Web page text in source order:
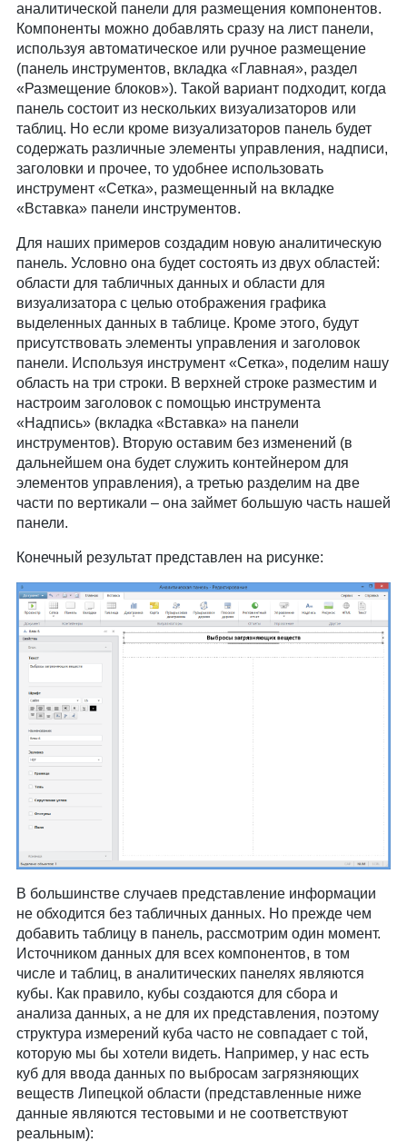
аналитической панели для размещения компонентов.
Компоненты можно добавлять сразу на лист панели,
используя автоматическое или ручное размещение
(панель инструментов, вкладка «Главная», раздел
«Размещение блоков»). Такой вариант подходит, когда
панель состоит из нескольких визуализаторов или
таблиц. Но если кроме визуализаторов панель будет
содержать различные элементы управления, надписи,
заголовки и прочее, то удобнее использовать
инструмент «Сетка», размещенный на вкладке
«Вставка» панели инструментов.
Для наших примеров создадим новую аналитическую
панель. Условно она будет состоять из двух областей:
области для табличных данных и области для
визуализатора с целью отображения графика
выделенных данных в таблице. Кроме этого, будут
присутствовать элементы управления и заголовок
панели. Используя инструмент «Сетка», поделим нашу
область на три строки. В верхней строке разместим и
настроим заголовок с помощью инструмента
«Надпись» (вкладка «Вставка» на панели
инструментов). Вторую оставим без изменений (в
дальнейшем она будет служить контейнером для
элементов управления), а третью разделим на две
части по вертикали – она займет большую часть нашей
панели.
Конечный результат представлен на рисунке:
В большинстве случаев представление информации
не обходится без табличных данных. Но прежде чем
добавить таблицу в панель, рассмотрим один момент.
Источником данных для всех компонентов, в том
числе и таблиц, в аналитических панелях являются
кубы. Как правило, кубы создаются для сбора и
анализа данных, а не для их представления, поэтому
структура измерений куба часто не совпадает с той,
которую мы бы хотели видеть. Например, у нас есть
куб для ввода данных по выбросам загрязняющих
веществ Липецкой области (представленные ниже
данные являются тестовыми и не соответствуют
реальным):